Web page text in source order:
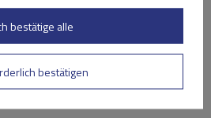
Wir versenden schon am11. August
den
bestätigen
bestätige alle